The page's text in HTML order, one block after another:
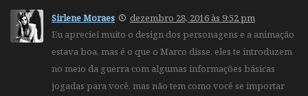
Sirlene Moraes
dezembro 28, 2016 às 9:52 pm
Eu apreciei muito o design dos personagens e a animação
estava boa, mas é o que o Marco disse, eles te introduzem
no meio da guerra com algumas informações básicas
jogadas para você, mas não tem como você se importar